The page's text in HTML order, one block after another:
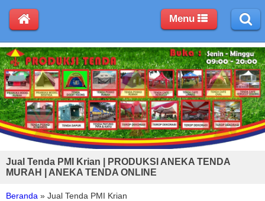
Jual Tenda PMI Krian | PRODUKSI ANEKA TENDA
MURAH | ANEKA TENDA ONLINE
Beranda » Jual Tenda PMI Krian
Menu